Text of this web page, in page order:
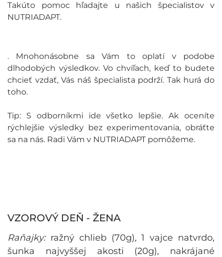
Takúto pomoc hľadajte u našich špecialistov v
NUTRIADAPT.
. Mnohonásobne sa Vám to oplatí v podobe
dlhodobých výsledkov. Vo chvíľach, keď to budete
chcieť vzdať, Vás náš špecialista podrží. Tak hurá do
toho.
Tip: S odborníkmi ide všetko lepšie. Ak oceníte
rýchlejšie výsledky bez experimentovania, obráťte
sa na nás. Radi Vám v NUTRIADAPT pomôžeme.
VZOROVÝ DEŇ - ŽENA
Raňajky: ražný chlieb (70g), 1 vajce natvrdo,
šunka najvyššej akosti (20g), nakrájané